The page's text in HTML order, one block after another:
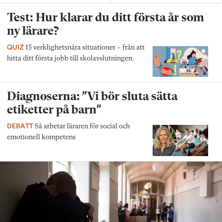
Test: Hur klarar du ditt första år som
ny lärare?
QUIZ 15 verklighetsnära situationer – från att
hitta ditt första jobb till skolavslutningen.
Diagnoserna: ”Vi bör sluta sätta
etiketter på barn”
DEBATT Så arbetar läraren för social och
emotionell kompetens